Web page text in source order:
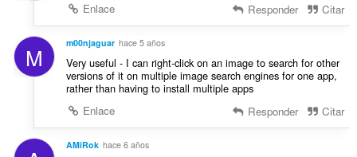
Enlace
Responder Citar
M m00njaguar hace 5 años
Very useful - I can right-click on an image to search for other
versions of it on multiple image search engines for one app,
rather than having to install multiple apps
Enlace
Responder Citar
AMiRok hace 6 años